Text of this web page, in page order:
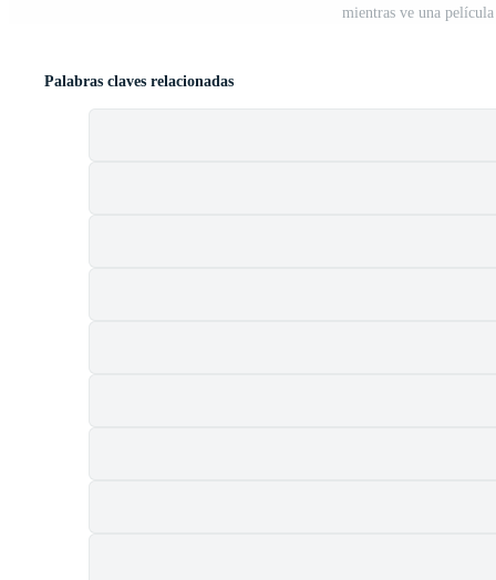
mientras ve una
Palabras claves relacionadas